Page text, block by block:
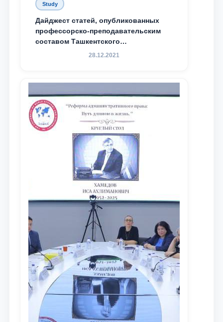
Study
Дайджест статей, опубликованных
профессорско-преподавательским
составом Ташкентского
государственного юридического
доведения до международного
сообщества результатов реформ и
исследований в сфере
противодействия коррупции
28.12.2021